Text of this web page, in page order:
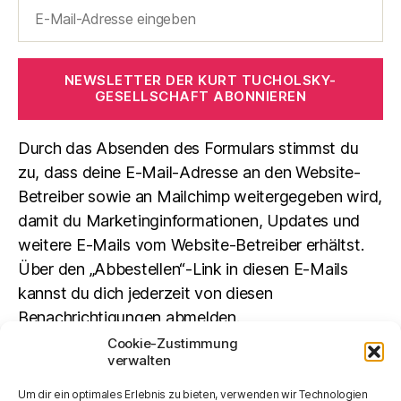
Cookie-Zustimmung
verwalten
Um dir ein optimales Erlebnis zu bieten, verwenden wir Technologien
NEWSLETTER DER KURT TUCHOLSKY-
GESELLSCHAFT ABONNIEREN
Durch das Absenden des Formulars stimmst du
zu, dass deine E-Mail-Adresse an den Website-
Betreiber sowie an Mailchimp weitergegeben wird,
damit du Marketinginformationen, Updates und
weitere E-Mails vom Website-Betreiber erhältst.
Über den „Abbestellen“-Link in diesen E-Mails
kannst du dich jederzeit von diesen
Benachrichtigungen abmelden.